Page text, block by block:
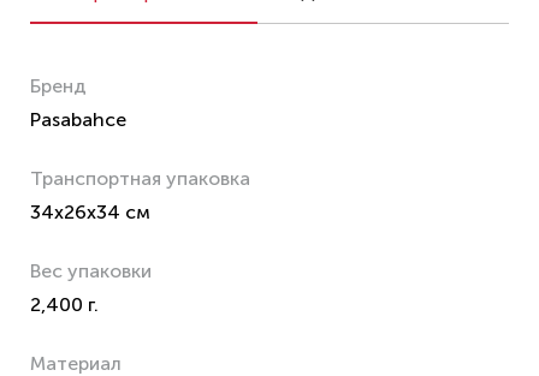
Бренд
Pasabahce
Транспортная упаковка
34x26x34 см
Вес упаковки
2,400 г.
Материал